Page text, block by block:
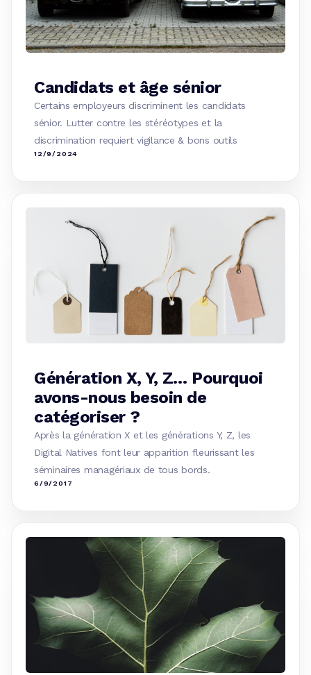
Candidats et âge sénior
Certains employeurs discriminent les candidats
sénior. Lutter contre les stéréotypes et la
discrimination requiert vigilance & bons outils
12/9/2024
Génération X, Y, Z… Pourquoi
avons-nous besoin de
catégoriser ?
Après la génération X et les générations Y, Z, les
Digital Natives font leur apparition fleurissant les
séminaires managériaux de tous bords.
6/9/2017